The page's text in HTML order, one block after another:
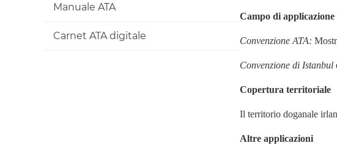
Manuale ATA
Carnet ATA digitale
Campo di
Convenzione ATA:
Convenzione di Istanbul
Copertura territoriale
Il territorio doganale
Altre applicazioni